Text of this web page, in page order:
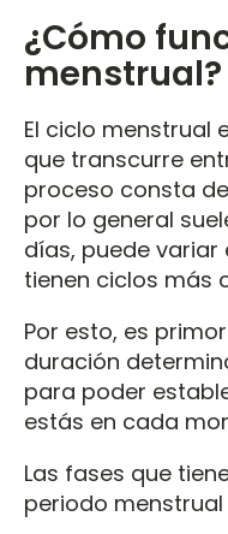
¿Cómo
menstrual?
El ciclo menstrual
que transcurre
proceso consta
por lo general
días, puede variar
tienen ciclos más
Por esto, es
duración
para poder
estás en cada
Las fases que
periodo